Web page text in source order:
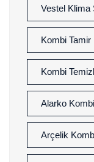
Vestel Klima
Kombi Tamir
Kombi
Alarko
Arçelik